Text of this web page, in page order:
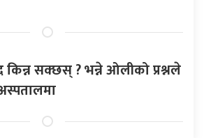
किन्न सक्छस् ? भन्ने ओलीको प्रश्नले